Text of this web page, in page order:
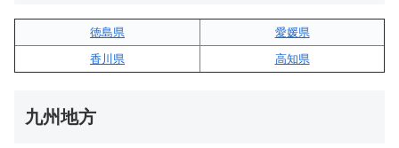
徳島県
愛媛県
香川県
高知県
九州地方